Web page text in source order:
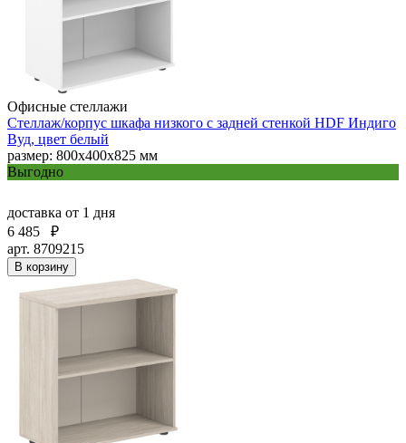
Офисные стеллажи
Стеллаж/корпус шкафа низкого с задней стенкой HDF Индиго
Вуд, цвет белый
размер: 800х400х825 мм
Выгодно
доставка от 1 дня
6 485
₽
арт. 8709215
В корзину